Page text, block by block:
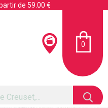
de 59.00 €
0